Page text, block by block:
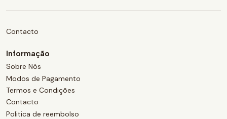
Contacto
Informação
Sobre Nós
Modos de Pagamento
Termos e Condições
Contacto
Politica de reembolso